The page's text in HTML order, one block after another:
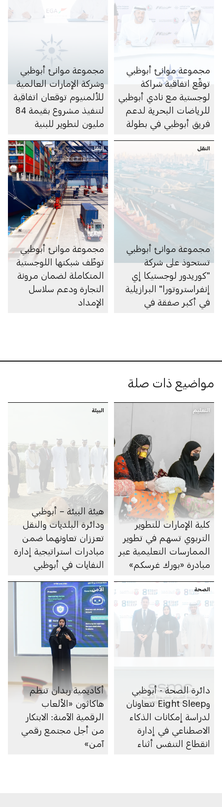
مجموعة موانئ أبوظبي
توقّع اتفاقية شراكة
لوجستية مع نادي أبوظبي
للرياضات البحرية لدعم
فريق أبوظبي في بطولة
للزوارق السريعة
مجموعة موانئ أبوظبي
وشركة الإمارات العالمية
للألمنيوم توقعان اتفاقية
لتنفيذ مشروع بقيمة 84
مليون لتطوير للبنية
النقل
مجموعة موانئ أبوظبي
تستحوذ على شركة
"كوريدور لوجستيكا إي
إنفراستروتورا" البرازيلية
في أكبر صفقة في
النقل
مجموعة موانئ أبوظبي
توظّف شبكتها اللوجستية
المتكاملة لضمان مرونة
التجارة ودعم سلاسل
الإمداد
مواضيع ذات صلة
التعليم
كلية الإمارات للتطوير
التربوي تسهم في تطوير
الممارسات التعليمية عبر
مبادرة «بورك غرسكم»
البيئة
هيئة البيئة – أبوظبي
ودائرة البلديات والنقل
تعززان تعاونهما ضمن
مبادرات استراتيجية إدارة
النفايات في أبوظبي
الصحة
دائرة الصحة - أبوظبي
وEight Sleep تتعاونان
لدراسة إمكانات الذكاء
الاصطناعي في إدارة
انقطاع التنفس أثناء
الأمن
أكاديمية ربدان تنظم
هاكاثون «الألعاب
الرقمية الآمنة: الابتكار
من أجل مجتمع رقمي
آمن»